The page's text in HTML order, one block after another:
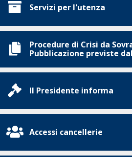
Servizi per l'utenza
Procedure di Crisi da
Pubblicazione previste
Il Presidente informa
Accessi cancellerie